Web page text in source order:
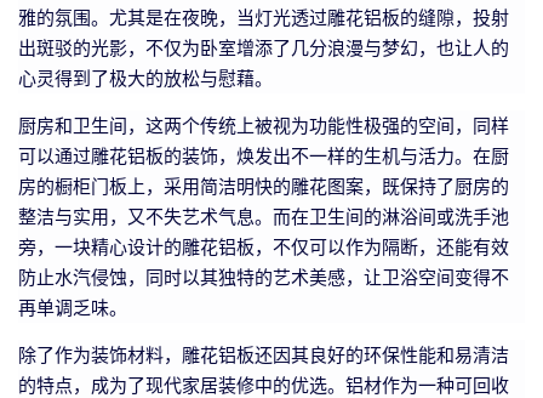
雅的氛围。尤其是在夜晚，当灯光透过雕花铝板的缝隙，投射
出斑驳的光影，不仅为卧室增添了几分浪漫与梦幻，也让人的
心灵得到了极大的放松与慰藉。
厨房和卫生间，这两个传统上被视为功能性极强的空间，同样
可以通过雕花铝板的装饰，焕发出不一样的生机与活力。在厨
房的橱柜门板上，采用简洁明快的雕花图案，既保持了厨房的
整洁与实用，又不失艺术气息。而在卫生间的淋浴间或洗手池
旁，一块精心设计的雕花铝板，不仅可以作为隔断，还能有效
防止水汽侵蚀，同时以其独特的艺术美感，让卫浴空间变得不
再单调乏味。
除了作为装饰材料，雕花铝板还因其良好的环保性能和易清洁
的特点，成为了现代家居装修中的优选。铝材作为一种可回收